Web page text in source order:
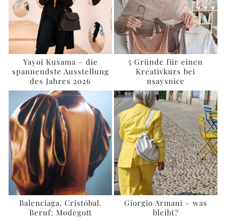
Yayoi Kusama – die
spannendste Ausstellung
des Jahres 2026
5 Gründe für einen
Kreativkurs bei
nsaysnice
Balenciaga, Cristóbal.
Beruf: Modegott
Giorgio Armani – was
bleibt?